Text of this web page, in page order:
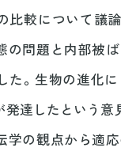
比較について議
の問題と内部被
た。生物の進化
達したという意
の観点から適応